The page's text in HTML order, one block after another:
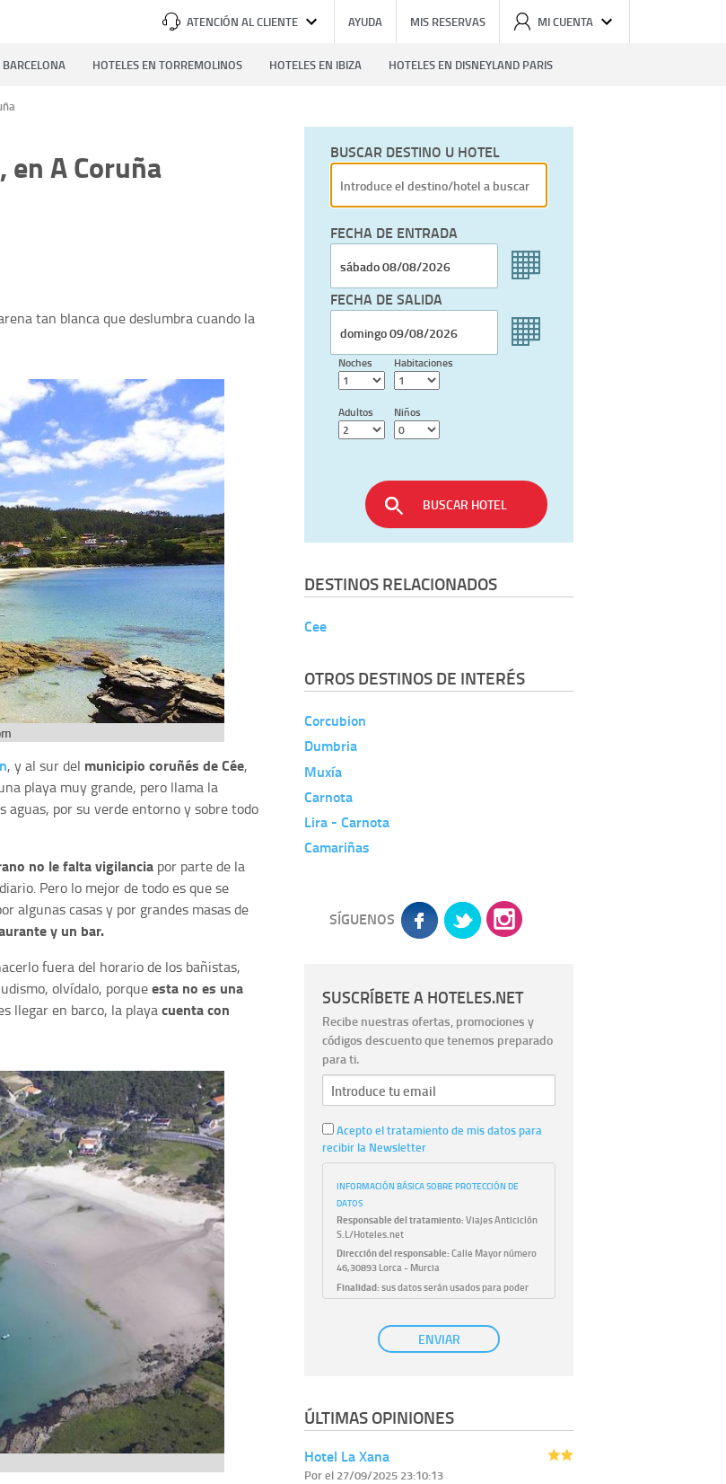
ATENCIÓN AL CLIENTE AYUDA MIS RESERVAS MI CUENTA
HOTELES EN TORREMOLINOS HOTELES EN IBIZA HOTELES EN DISNEYLAND PARIS
en A Coruña
tan blanca que deslumbra cuando la
, y al sur del municipio coruñés de Cée,
playa muy grande, pero llama la
por su verde entorno y sobre todo
no le falta vigilancia por parte de la
Pero lo mejor de todo es que se
algunas casas y por grandes masas de
y un bar.
fuera del horario de los bañistas,
olvídalo, porqueesta no es una
llegar en barco, la playacuenta con
BUSCAR DESTINO U HOTEL
FECHA DE ENTRADA
FECHA DE SALIDA
Noches Habitaciones
Adultos Niños
BUSCAR HOTEL
DESTINOS RELACIONADOS
Cee
OTROS DESTINOS DE INTERÉS
Corcubion
Dumbria
Muxía
Carnota
Lira - Carnota
Camariñas
SÍGUENOS
SUSCRÍBETE A HOTELES.NET
Recibe nuestras ofertas, promociones y
códigos descuento que tenemos preparado
para ti.
Acepto el tratamiento de mis datos para
recibir la Newsletter
INFORMACIÓN BÁSICA SOBRE PROTECCIÓN DE
DATOS
Responsable del tratamiento:Viajes Anticiclón
S.L/Hoteles.net
Dirección del responsable:Calle Mayor número
46,30893 Lorca - Murcia
Finalidad:sus datos serán usados para poder
atender sus solicitudes y prestarle nuestros
Publicidad: solo le enviaremos publicidad con su
autorización previa, que podrá facilitarnos
con su consentimiento previo, que podrá
facilitarnos mediante la casilla correspondiente
Destinatarios:
personal de nuestra entidad que esté
ENVIAR
ÚLTIMAS OPINIONES
Hotel La Xana
Porel 27/09/2025 23:10:13